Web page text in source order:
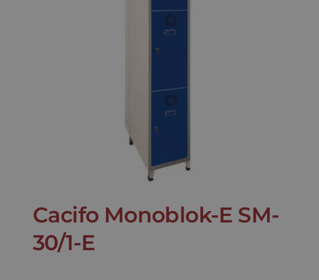
Cacifo Monoblok-E SM-
30/1-E